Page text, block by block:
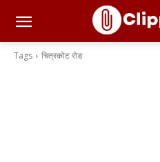
Tags चित्रकोट रोड